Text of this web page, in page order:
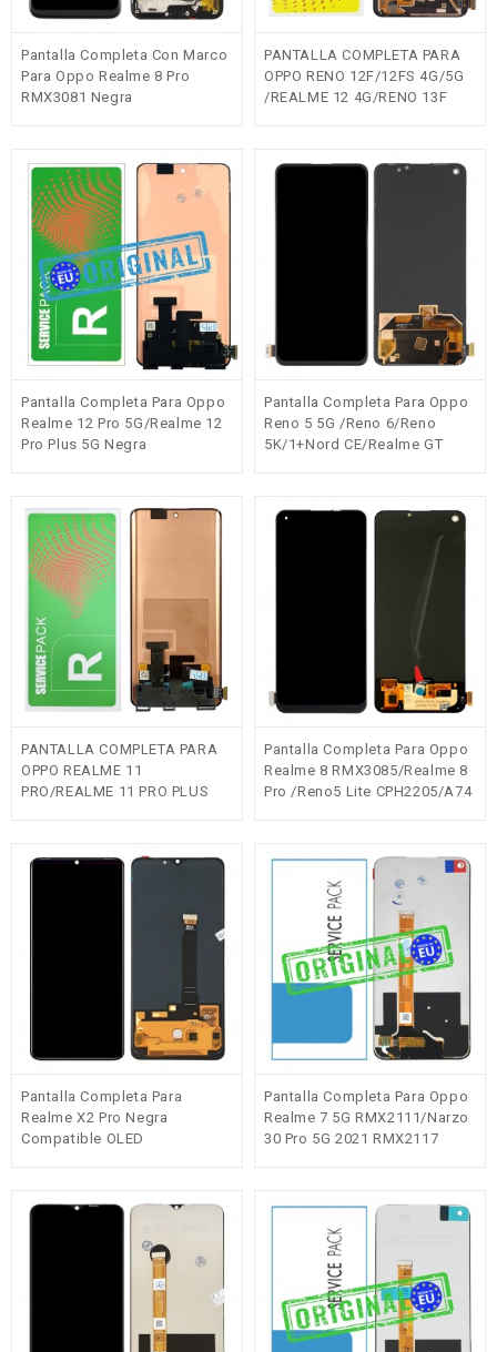
Pantalla Completa Con Marco
Para Oppo Realme 8 Pro
RMX3081 Negra
PANTALLA COMPLETA PARA
OPPO RENO 12F/12FS 4G/5G
/REALME 12 4G/RENO 13F
Pantalla Completa Para Oppo
Realme 12 Pro 5G/Realme 12
Pro Plus 5G Negra
Pantalla Completa Para Oppo
Reno 5 5G /Reno 6/Reno
5K/1+Nord CE/Realme GT
PANTALLA COMPLETA PARA
OPPO REALME 11
PRO/REALME 11 PRO PLUS
Pantalla Completa Para Oppo
Realme 8 RMX3085/Realme 8
Pro /Reno5 Lite CPH2205/A74
Pantalla Completa Para
Realme X2 Pro Negra
Compatible OLED
Pantalla Completa Para Oppo
Realme 7 5G RMX2111/Narzo
30 Pro 5G 2021 RMX2117